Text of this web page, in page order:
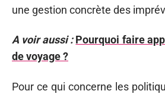
une gestion concrète des
A voir aussi : Pourquoi faire
de voyage ?
Pour ce qui concerne les